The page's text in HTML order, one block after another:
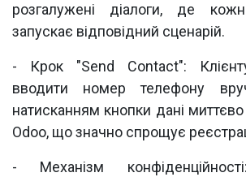
розгалужені діалоги, де
запускає відповідний сценарій.
- Крок "Send Contact":
вводити номер телефону
натисканням кнопки дані
Odoo, що значно спрощує
- Механізм